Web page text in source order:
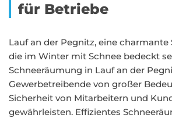
für Betriebe
Lauf an der Pegnitz, eine charmante
die im Winter mit Schnee bedeckt
Schneeräumung in Lauf an der
Gewerbetreibende von großer
Sicherheit von Mitarbeitern und
gewährleisten. Effizientes